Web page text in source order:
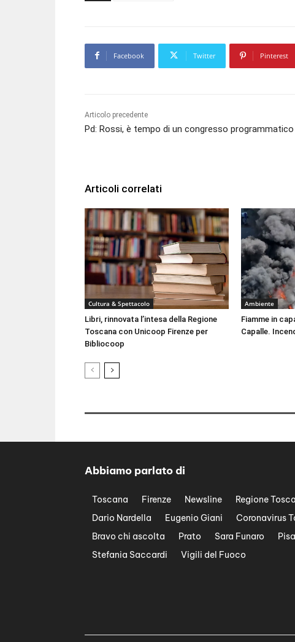
Facebook Twitter Pinterest
Articolo precedente
Pd: Rossi, è tempo di un congresso programmatico
Articoli correlati
Cultura & Spettacolo
Libri, rinnovata l’intesa della Regione
Toscana con Unicoop Firenze per
Bibliocoop
Ambiente
Fiamme in
Capalle.
Abbiamo parlato di
Toscana Firenze Newsline Regione
Dario Nardella
Eugenio Giani Coronavirus
Bravo chi ascolta
Prato Sara Funaro Pisa
Stefania Saccardi
Vigili del Fuoco